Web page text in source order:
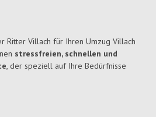
Ritter Villach für Ihren Umzug Villach
stressfreien, schnellen und
, der speziell auf Ihre Bedürfnisse